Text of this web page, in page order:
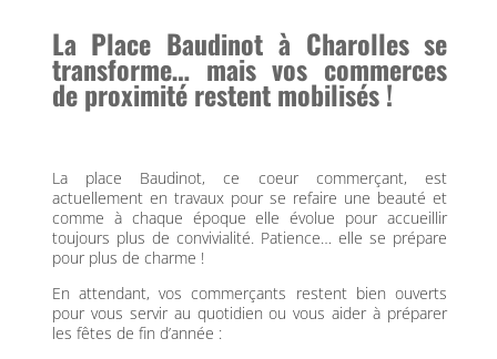
La Place Baudinot à Charolles se
transforme… mais vos commerces
de proximité restent mobilisés !
La place Baudinot, ce coeur commerçant, est
actuellement en travaux pour se refaire une beauté et
comme à chaque époque elle évolue pour accueillir
toujours plus de convivialité. Patience… elle se prépare
pour plus de charme !
En attendant, vos commerçants restent bien ouverts
pour vous servir au quotidien ou vous aider à préparer
les fêtes de fin d’année :